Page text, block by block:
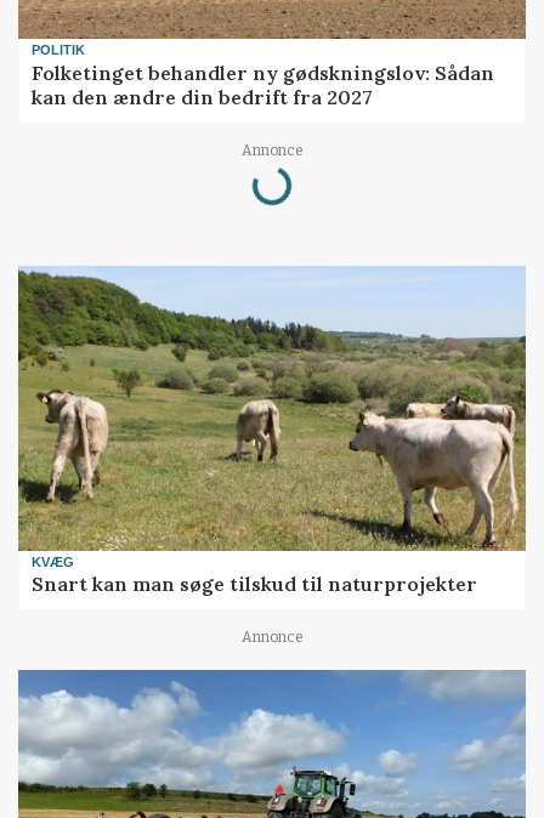
POLITIK
Folketinget behandler ny gødskningslov: Sådan
kan den ændre din bedrift fra 2027
Annonce
Loading...
KVÆG
Snart kan man søge tilskud til naturprojekter
Annonce